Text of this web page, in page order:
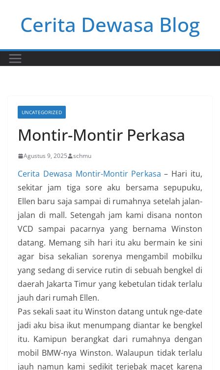
contentCerita Dewasa Blog
UNCATEGORIZED
Montir-Montir Perkasa
Agustus 9, 2025 schmu
Cerita Dewasa Montir-Montir Perkasa – Hari itu,
sekitar jam tiga sore aku bersama sepupuku,
Ellen baru saja sampai di rumahnya setelah jalan-
jalan di mall. Setengah jam kami disana nonton
VCD sampai pacarnya yang bernama Winston
datang. Memang sih hari itu aku bermain ke sini
agar bisa sekalian sorenya mengambil mobilku
yang sedang di service rutin di sebuah bengkel di
daerah Jakarta Timur yang kebetulan tidak terlalu
jauh dari rumah Ellen.
Pas sekali saat itu Winston datang untuk nge-date
jadi aku bisa ikut menumpang diantar ke bengkel
itu. Kamipun berangkat dari rumahnya dengan
mobil BMW-nya Winston. Walaupun tidak terlalu
jauh namun kami sedikit terjebak macet karena